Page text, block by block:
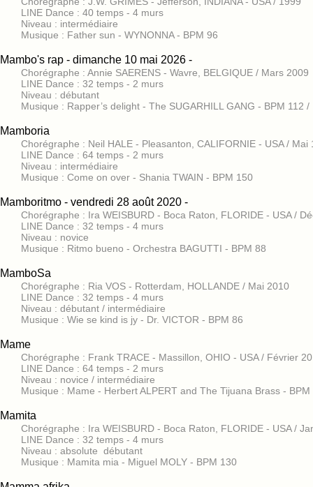
LINE Dance : 40 temps - 4 murs
Niveau : intermédiaire
Musique : Father sun - WYNONNA - BPM 96
Mambo's rap - dimanche 10 mai 2026 -
Chorégraphe : Annie SAERENS - Wavre, BELGIQUE / Mars 2009
LINE Dance : 32 temps - 2 murs
Niveau : débutant
Musique : Rapper’s delight - The SUGARHILL GANG - BPM 112 /
Mamboria
Chorégraphe : Neil HALE - Pleasanton, CALIFORNIE - USA / Mai
LINE Dance : 64 temps - 2 murs
Niveau : intermédiaire
Musique : Come on over - Shania TWAIN - BPM 150
Mamboritmo - vendredi 28 août 2020 -
Chorégraphe : Ira WEISBURD - Boca Raton, FLORIDE - USA /
LINE Dance : 32 temps - 4 murs
Niveau : novice
Musique : Ritmo bueno - Orchestra BAGUTTI - BPM 88
MamboSa
Chorégraphe : Ria VOS - Rotterdam, HOLLANDE / Mai 2010
LINE Dance : 32 temps - 4 murs
Niveau : débutant / intermédiaire
Musique : Wie se kind is jy - Dr. VICTOR - BPM 86
Mame
Chorégraphe : Frank TRACE - Massillon, OHIO - USA / Février
LINE Dance : 64 temps - 2 murs
Niveau : novice / intermédiaire
Musique : Mame - Herbert ALPERT and The Tijuana Brass - BPM
Mamita
Chorégraphe : Ira WEISBURD - Boca Raton, FLORIDE - USA /
LINE Dance : 32 temps - 4 murs
Niveau : absolute débutant
Musique : Mamita mia - Miguel MOLY - BPM 130